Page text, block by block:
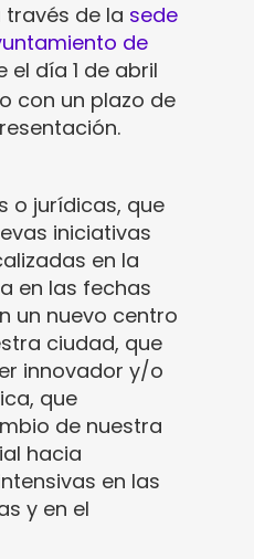
de la sede
de
el día 1 de abril
con un plazo de
o jurídicas, que
iniciativas
en la
en las fechas
un nuevo centro
ciudad, que
innovador y/o
que
de nuestra
hacia
en las
y en el